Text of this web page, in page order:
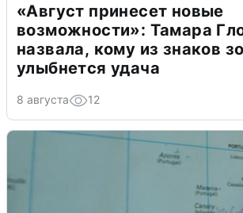
«Август принесет новые
возможности»: Тамара
назвала, кому из знаков
улыбнется удача
8 августа 12